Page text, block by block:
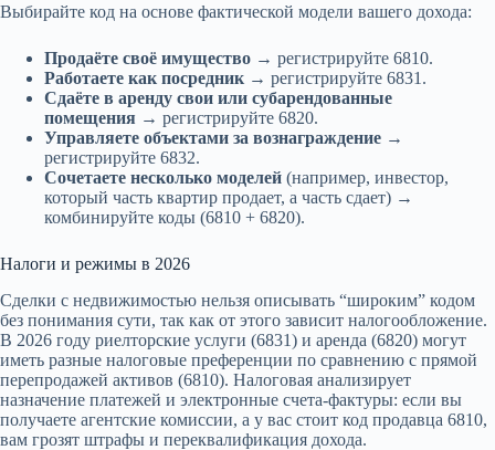
Выбирайте код на основе фактической модели вашего дохода:
Продаёте своё имущество → регистрируйте 6810.
Работаете как посредник → регистрируйте 6831.
Сдаёте в аренду свои или субарендованные
помещения → регистрируйте 6820.
Управляете объектами за вознаграждение →
регистрируйте 6832.
Сочетаете несколько моделей (например, инвестор,
который часть квартир продает, а часть сдает) →
комбинируйте коды (6810 + 6820).
Налоги и режимы в 2026
Сделки с недвижимостью нельзя описывать “широким” кодом
без понимания сути, так как от этого зависит налогообложение.
В 2026 году риелторские услуги (6831) и аренда (6820) могут
иметь разные налоговые преференции по сравнению с прямой
перепродажей активов (6810). Налоговая анализирует
назначение платежей и электронные счета-фактуры: если вы
получаете агентские комиссии, а у вас стоит код продавца 6810,
вам грозят штрафы и переквалификация дохода.